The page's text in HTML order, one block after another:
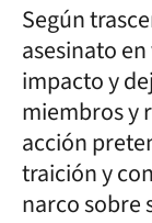
Según
asesinato
impacto y
miembros y
acción
traición y
narco sobre